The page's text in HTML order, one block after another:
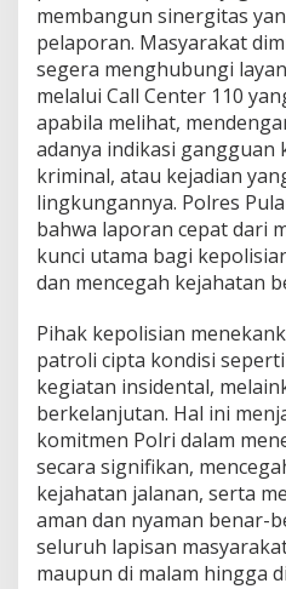
membangun sinergitas
pelaporan. Masyarakat
segera menghubungi
melalui Call Center 110
apabila melihat,
adanya indikasi gangguan
kriminal, atau kejadian
lingkungannya. Polres
bahwa laporan cepat dari
kunci utama bagi
dan mencegah kejahatan
Pihak kepolisian
patroli cipta kondisi
kegiatan insidental,
berkelanjutan. Hal ini
komitmen Polri dalam
secara signifikan,
kejahatan jalanan, serta
aman dan nyaman benar-
seluruh lapisan
maupun di malam hingga